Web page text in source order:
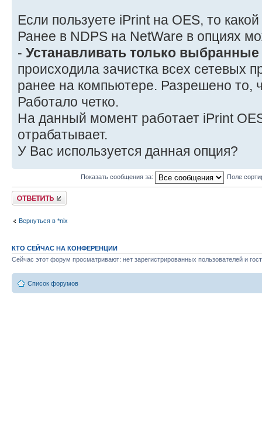
Если пользуете iPrint на OES, то
Ранее в NDPS на NetWare в опциях
- Устанавливать только
происходила зачистка всех сетевых
ранее на компьютере. Разрешено то,
Работало четко.
На данный момент работает iPrint
отрабатывает.
У Вас используется данная опция?
Показать сообщения за: Поле
Ответить
Вернуться в *nix
КТО СЕЙЧАС НА КОНФЕРЕНЦИИ
Сейчас этот форум просматривают: нет зарегистрированных пользователей и
Список форумов